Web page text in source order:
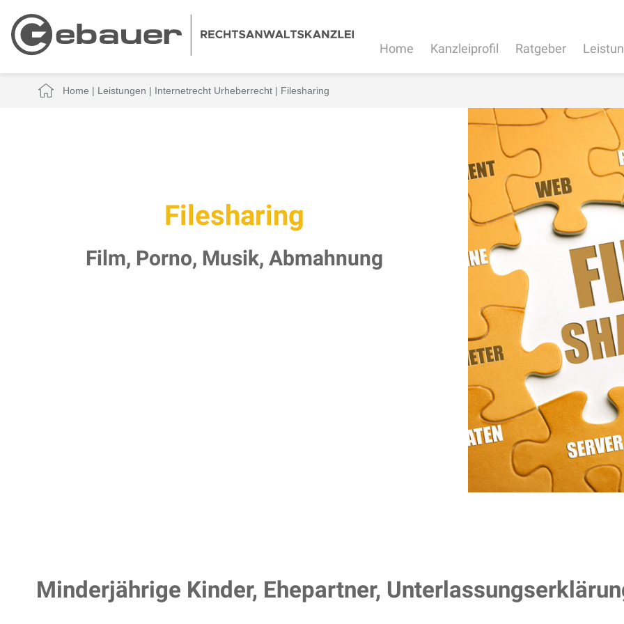
Home Kanzleiprofil Ratgeber
Home | Leistungen | Internetrecht Urheberrecht| Filesharing
Filesharing
Film, Porno, Musik, Abmahnung
Minderjährige Kinder, Ehepartner,